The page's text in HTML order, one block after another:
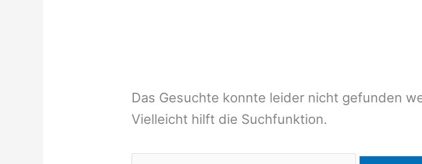
Das Gesuchte konnte leider nicht gefunden
Vielleicht hilft die Suchfunktion.